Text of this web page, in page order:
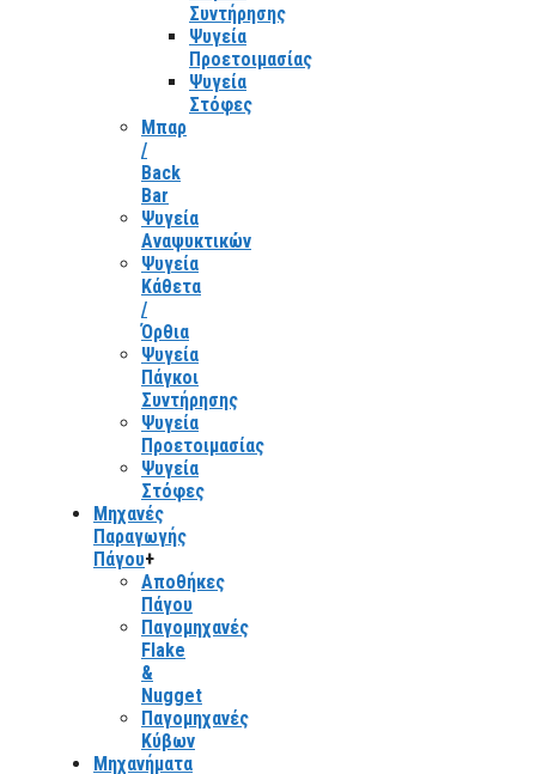
Συντήρησης
Ψυγεία
Προετοιμασίας
Ψυγεία
Στόφες
Μπαρ
/
Back
Bar
Ψυγεία
Αναψυκτικών
Ψυγεία
Κάθετα
/
Όρθια
Ψυγεία
Πάγκοι
Συντήρησης
Ψυγεία
Προετοιμασίας
Ψυγεία
Στόφες
Μηχανές
Παραγωγής
Πάγου+
Αποθήκες
Πάγου
Παγομηχανές
Flake
&
Nugget
Παγομηχανές
Κύβων
Μηχανήματα